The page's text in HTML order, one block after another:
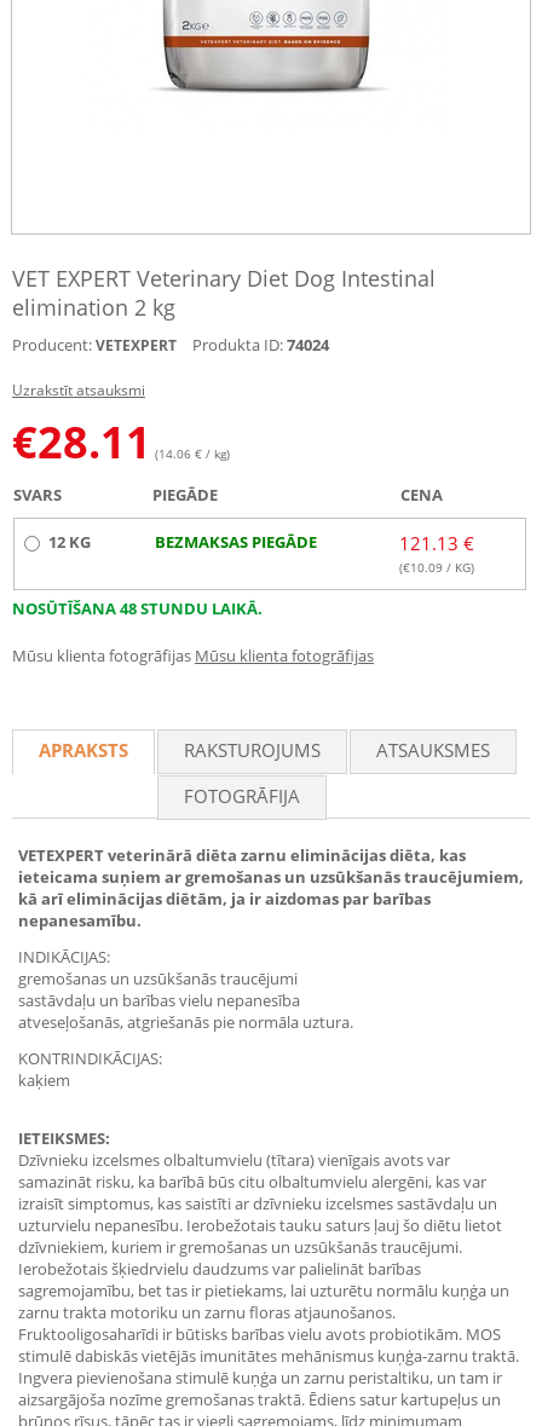
VET EXPERT Veterinary Diet Dog Intestinal
elimination 2 kg
Producent:VETEXPERT Produkta ID:74024
Uzrakstīt atsauksmi
€28.11 (14.06 € / kg)
SVARS PIEGĀDE CENA
12 KG BEZMAKSAS PIEGĀDE 121.13 €
(€10.09 / KG)
NOSŪTĪŠANA 48 STUNDU LAIKĀ.
Mūsu klienta fotogrāfijas Mūsu klienta fotogrāfijas
APRAKSTS RAKSTUROJUMS
ATSAUKSMES
FOTOGRĀFIJA
VETEXPERT veterinārā diēta zarnu eliminācijas diēta, kas
ieteicama suņiem ar gremošanas un uzsūkšanās traucējumiem,
kā arī eliminācijas diētām, ja ir aizdomas par barības
nepanesamību.
INDIKĀCIJAS:
gremošanas un uzsūkšanās traucējumi
sastāvdaļu un barības vielu nepanesība
atveseļošanās, atgriešanās pie normāla uztura.
KONTRINDIKĀCIJAS:
kaķiem
IETEIKSMES:
Dzīvnieku izcelsmes olbaltumvielu (tītara) vienīgais avots var
samazināt risku, ka barībā būs citu olbaltumvielu alergēni, kas var
izraisīt simptomus, kas saistīti ar dzīvnieku izcelsmes sastāvdaļu un
uzturvielu nepanesību. Ierobežotais tauku saturs ļauj šo diētu lietot
dzīvniekiem, kuriem ir gremošanas un uzsūkšanās traucējumi.
Ierobežotais šķiedrvielu daudzums var palielināt barības
sagremojamību, bet tas ir pietiekams, lai uzturētu normālu kuņģa un
zarnu trakta motoriku un zarnu floras atjaunošanos.
Fruktooligosaharīdi ir būtisks barības vielu avots probiotikām. MOS
stimulē dabiskās vietējās imunitātes mehānismus kuņģa-zarnu traktā.
Ingvera pievienošana stimulē kuņģa un zarnu peristaltiku, un tam ir
aizsargājoša nozīme gremošanas traktā. Ēdiens satur kartupeļus un
brūnos rīsus, tāpēc tas ir viegli sagremojams, līdz minimumam